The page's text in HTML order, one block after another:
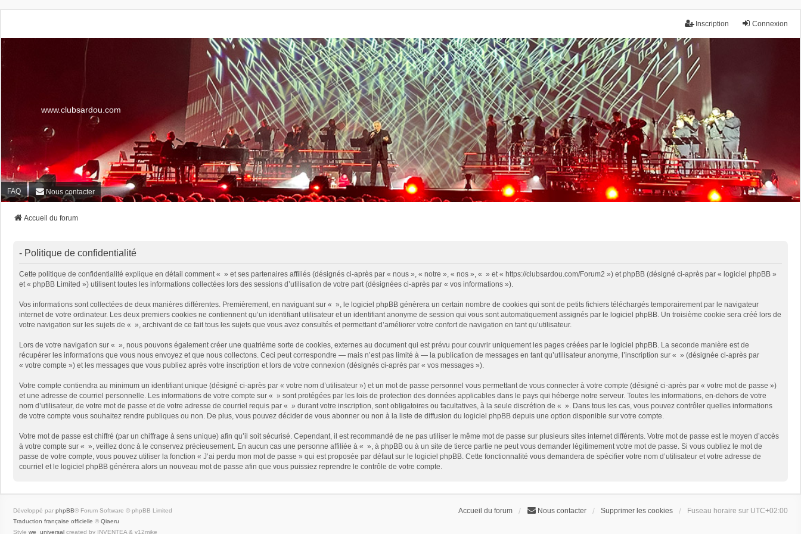
Connexion
Inscription
www.clubsardou.com
FAQ Nous contacter
Accueil du forum
- Politique de confidentialité
Cette politique de confidentialité explique en détail comment « » et ses partenaires affiliés (désignés ci-après par « nous », « notre », « nos », « » et « https://clubsardou.com/Forum2 ») et phpBB (désigné ci-après par « logiciel phpBB »
et « phpBB Limited ») utilisent toutes les informations collectées lors des sessions d’utilisation de votre part (désignées ci-après par « vos informations »).
Vos informations sont collectées de deux manières différentes. Premièrement, en naviguant sur « », le logiciel phpBB génèrera un certain nombre de cookies qui sont de petits fichiers téléchargés temporairement par le navigateur
internet de votre ordinateur. Les deux premiers cookies ne contiennent qu’un identifiant utilisateur et un identifiant anonyme de session qui vous sont automatiquement assignés par le logiciel phpBB. Un troisième cookie sera créé lors de
votre navigation sur les sujets de « », archivant de ce fait tous les sujets que vous avez consultés et permettant d’améliorer votre confort de navigation en tant qu’utilisateur.
Lors de votre navigation sur « », nous pouvons également créer une quatrième sorte de cookies, externes au document qui est prévu pour couvrir uniquement les pages créées par le logiciel phpBB. La seconde manière est de
récupérer les informations que vous nous envoyez et que nous collectons. Ceci peut correspondre — mais n’est pas limité à — la publication de messages en tant qu’utilisateur anonyme, l’inscription sur « » (désignée ci-après par
« votre compte ») et les messages que vous publiez après votre inscription et lors de votre connexion (désignés ci-après par « vos messages »).
Votre compte contiendra au minimum un identifiant unique (désigné ci-après par « votre nom d’utilisateur ») et un mot de passe personnel vous permettant de vous connecter à votre compte (désigné ci-après par « votre mot de passe »)
et une adresse de courriel personnelle. Les informations de votre compte sur « » sont protégées par les lois de protection des données applicables dans le pays qui héberge notre serveur. Toutes les informations, en-dehors de votre
nom d’utilisateur, de votre mot de passe et de votre adresse de courriel requis par « » durant votre inscription, sont obligatoires ou facultatives, à la seule discrétion de « ». Dans tous les cas, vous pouvez contrôler quelles informations
de votre compte vous souhaitez rendre publiques ou non. De plus, vous pouvez décider de vous abonner ou non à la liste de diffusion du logiciel phpBB depuis une option disponible sur votre compte.
Votre mot de passe est chiffré (par un chiffrage à sens unique) afin qu’il soit sécurisé. Cependant, il est recommandé de ne pas utiliser le même mot de passe sur plusieurs sites internet différents. Votre mot de passe est le moyen d’accès
à votre compte sur « », veillez donc à le conservez précieusement. En aucun cas une personne affiliée à « », à phpBB ou à un site de tierce partie ne peut vous demander légitimement votre mot de passe. Si vous oubliez le mot de
passe de votre compte, vous pouvez utiliser la fonction « J’ai perdu mon mot de passe » qui est proposée par défaut sur le logiciel phpBB. Cette fonctionnalité vous demandera de spécifier votre nom d’utilisateur et votre adresse de
courriel et le logiciel phpBB générera alors un nouveau mot de passe afin que vous puissiez reprendre le contrôle de votre compte.
Accueil du forum Nous contacter Supprimer les cookies Fuseau horaire sur UTC+02:00
Développé par phpBB® Forum Software © phpBB Limited
Traduction française officielle © Qiaeru
Style we_universal created by INVENTEA & v12mike